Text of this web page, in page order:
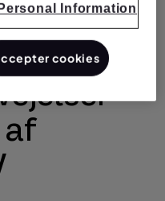
Information
cookies